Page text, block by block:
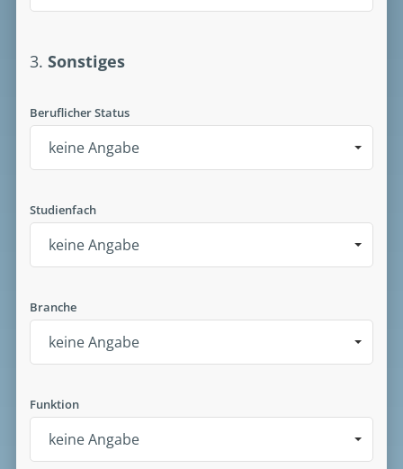
3. Sonstiges
Beruflicher Status
keine Angabe
Studienfach
keine Angabe
Branche
keine Angabe
Funktion
keine Angabe